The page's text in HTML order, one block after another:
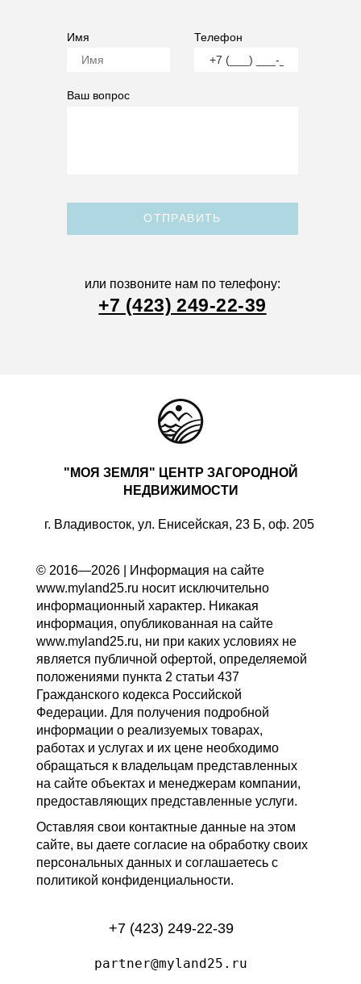
Имя Телефон
Ваш вопрос
ОТПРАВИТЬ
или позвоните нам по телефону:
+7 (423) 249-22-39
"МОЯ ЗЕМЛЯ" ЦЕНТР ЗАГОРОДНОЙ
НЕДВИЖИМОСТИ
г. Владивосток, ул. Енисейская, 23 Б, оф. 205
© 2016—2026 | Информация на сайте
www.myland25.ru носит исключительно
информационный характер. Никакая
информация, опубликованная на сайте
www.myland25.ru, ни при каких условиях не
является публичной офертой, определяемой
положениями пункта 2 статьи 437
Гражданского кодекса Российской
Федерации. Для получения подробной
информации о реализуемых товарах,
работах и услугах и их цене необходимо
обращаться к владельцам представленных
на сайте объектах и менеджерам компании,
предоставляющих представленные услуги.
Оставляя свои контактные данные на этом
сайте, вы даете согласие на обработку своих
персональных данных и соглашаетесь с
политикой конфиденциальности.
+7 (423) 249-22-39
partner@myland25.ru